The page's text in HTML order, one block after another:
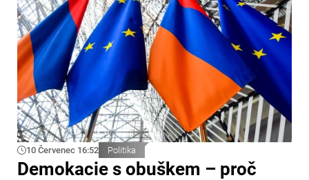
10 Červenec 16:52 Politika
Demokacie s obuškem – proč